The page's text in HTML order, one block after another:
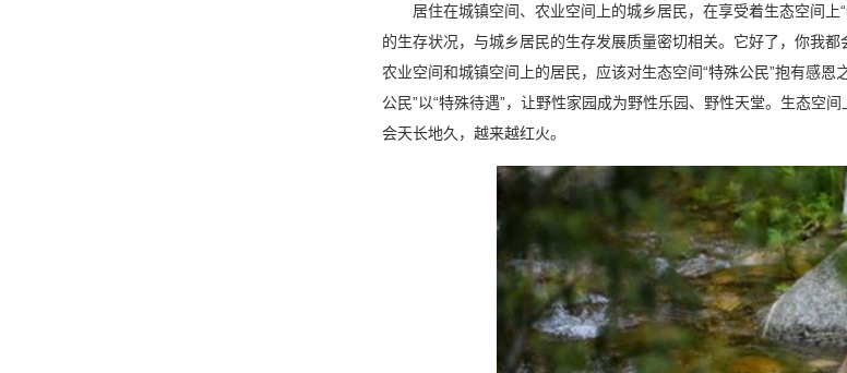
居住在城镇空间、农业空间上的城乡居民，在享受着生态空间上“
的生存状况，与城乡居民的生存发展质量密切相关。它好了，你我
农业空间和城镇空间上的居民，应该对生态空间“特殊公民”抱有感
公民”以“特殊待遇”，让野性家园成为野性乐园、野性天堂。生态空
会天长地久，越来越红火。